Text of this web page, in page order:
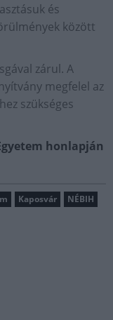
és
között
zárul. A
megfelel az
szükséges
honlapján
Kaposvár
NÉBIH